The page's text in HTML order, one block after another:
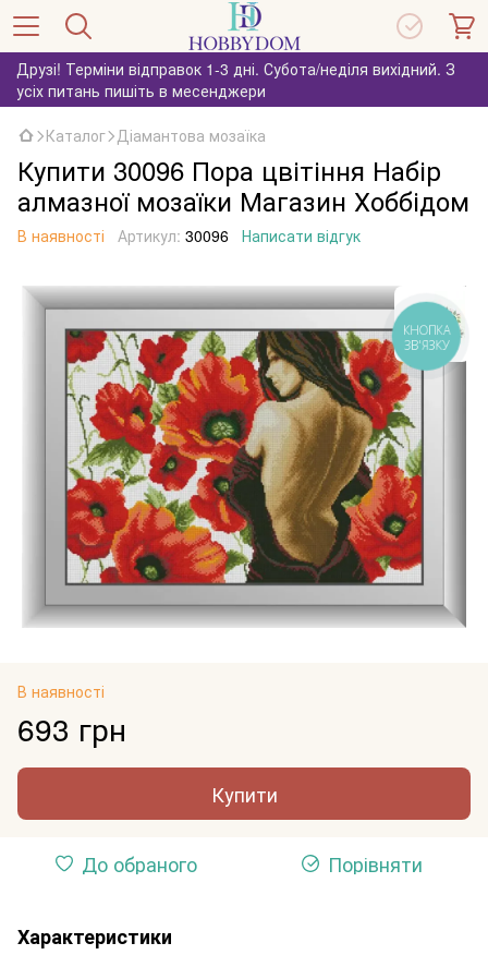
Друзі! Терміни відправок 1-3 дні. Субота/неділя вихідний. З
усіх питань пишіть в месенджери
Каталог Діамантова мозаїка
Купити 30096 Пора цвітіння Набір
алмазної мозаїки Магазин Хоббідом
В наявності Артикул: 30096 Написати відгук
В наявності
693 грн
Купити
До обраного Порівняти
Характеристики
КНОПКА
ЗВ'ЯЗКУ